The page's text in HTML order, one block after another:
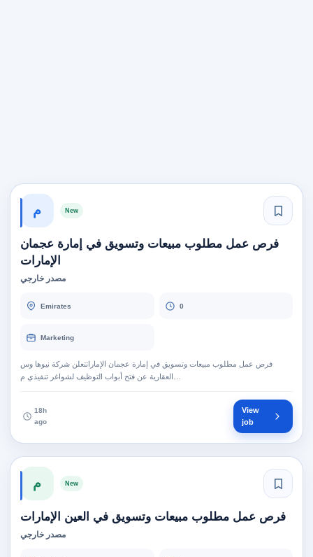
م New
فرص عمل مطلوب مبيعات وتسويق في إمارة عجمان
الإمارات
مصدر خارجي
Emirates 0
Marketing
فرص عمل مطلوب مبيعات وتسويق في إمارة عجمان الإماراتتعلن شركة نيوها وس
18h
ago
View
job
م New
فرص عمل مطلوب مبيعات وتسويق في العين الإمارات
مصدر خارجي